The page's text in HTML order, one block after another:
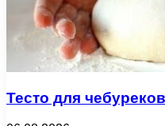
Тесто для